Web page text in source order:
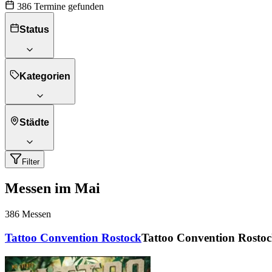
386 Termine gefunden
Status
Kategorien
Städte
Filter
Messen im Mai
386 Messen
Tattoo Convention RostockTattoo Convention